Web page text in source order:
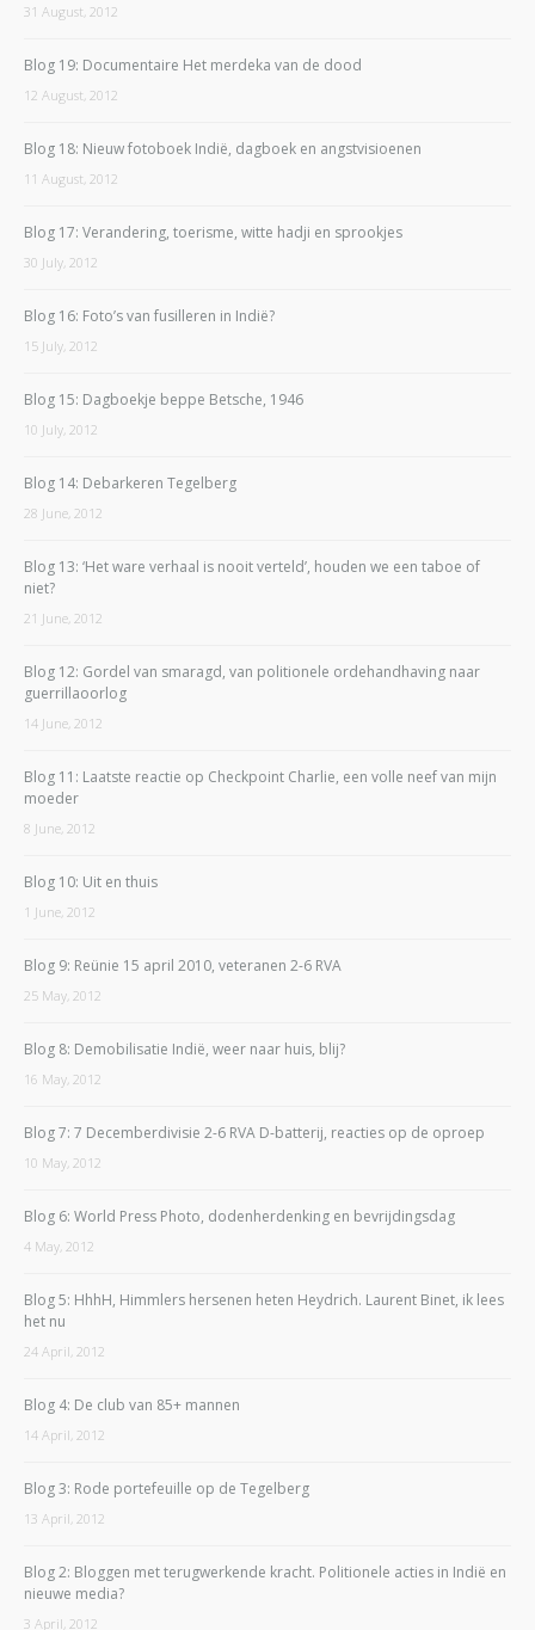
31 August, 2012
Blog 19: Documentaire Het merdeka van de dood
12 August, 2012
Blog 18: Nieuw fotoboek Indië, dagboek en angstvisioenen
11 August, 2012
Blog 17: Verandering, toerisme, witte hadji en sprookjes
30 July, 2012
Blog 16: Foto’s van fusilleren in Indië?
15 July, 2012
Blog 15: Dagboekje beppe Betsche, 1946
10 July, 2012
Blog 14: Debarkeren Tegelberg
28 June, 2012
Blog 13: ‘Het ware verhaal is nooit verteld’, houden we een taboe of
niet?
21 June, 2012
Blog 12: Gordel van smaragd, van politionele ordehandhaving naar
guerrillaoorlog
14 June, 2012
Blog 11: Laatste reactie op Checkpoint Charlie, een volle neef van mijn
moeder
8 June, 2012
Blog 10: Uit en thuis
1 June, 2012
Blog 9: Reünie 15 april 2010, veteranen 2-6 RVA
25 May, 2012
Blog 8: Demobilisatie Indië, weer naar huis, blij?
16 May, 2012
Blog 7: 7 Decemberdivisie 2-6 RVA D-batterij, reacties op de oproep
10 May, 2012
Blog 6: World Press Photo, dodenherdenking en bevrijdingsdag
4 May, 2012
Blog 5: HhhH, Himmlers hersenen heten Heydrich. Laurent Binet, ik lees
het nu
24 April, 2012
Blog 4: De club van 85+ mannen
14 April, 2012
Blog 3: Rode portefeuille op de Tegelberg
13 April, 2012
Blog 2: Bloggen met terugwerkende kracht. Politionele acties in Indië en
nieuwe media?
3 April, 2012